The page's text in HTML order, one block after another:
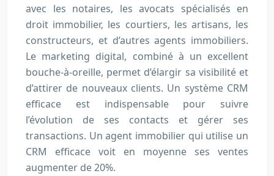
avec les notaires, les avocats spécialisés en
droit immobilier, les courtiers, les artisans, les
constructeurs, et d’autres agents immobiliers.
Le marketing digital, combiné à un excellent
bouche-à-oreille, permet d’élargir sa visibilité et
d’attirer de nouveaux clients. Un système CRM
efficace est indispensable pour suivre
l’évolution de ses contacts et gérer ses
transactions. Un agent immobilier qui utilise un
CRM efficace voit en moyenne ses ventes
augmenter de 20%.